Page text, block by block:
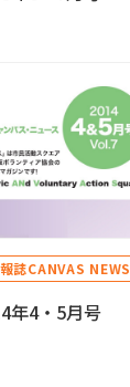
誌CANVAS NEWS
年4・5月号